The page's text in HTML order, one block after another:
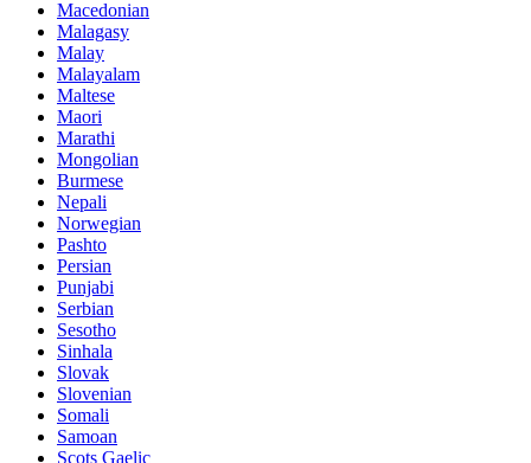
Macedonian
Malagasy
Malay
Malayalam
Maltese
Maori
Marathi
Mongolian
Burmese
Nepali
Norwegian
Pashto
Persian
Punjabi
Serbian
Sesotho
Sinhala
Slovak
Slovenian
Somali
Samoan
Scots Gaelic